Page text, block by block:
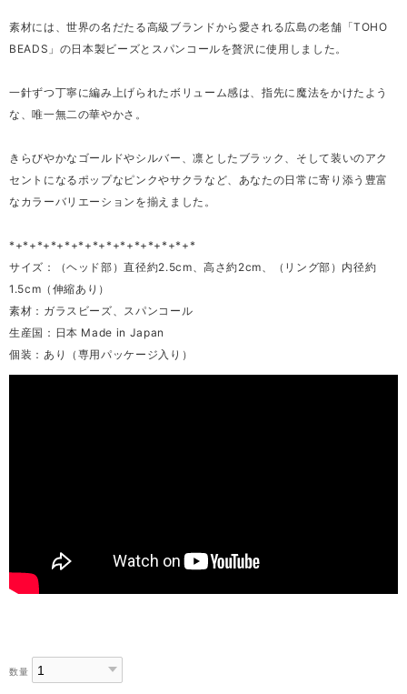
素材には、世界の名だたる高級ブランドから愛される広島の老舗「TOHO
BEADS」の日本製ビーズとスパンコールを贅沢に使用しました。
一針ずつ丁寧に編み上げられたボリューム感は、指先に魔法をかけたよう
な、唯一無二の華やかさ。
きらびやかなゴールドやシルバー、凛としたブラック、そして装いのアク
セントになるポップなピンクやサクラなど、あなたの日常に寄り添う豊富
なカラーバリエーションを揃えました。
*+*+*+*+*+*+*+*+*+*+*+*+*+*
サイズ：（ヘッド部）直径約2.5cm、高さ約2cm、（リング部）内径約
1.5cm（伸縮あり）
素材：ガラスビーズ、スパンコール
生産国：日本 Made in Japan
個装：あり（専用パッケージ入り）
数量